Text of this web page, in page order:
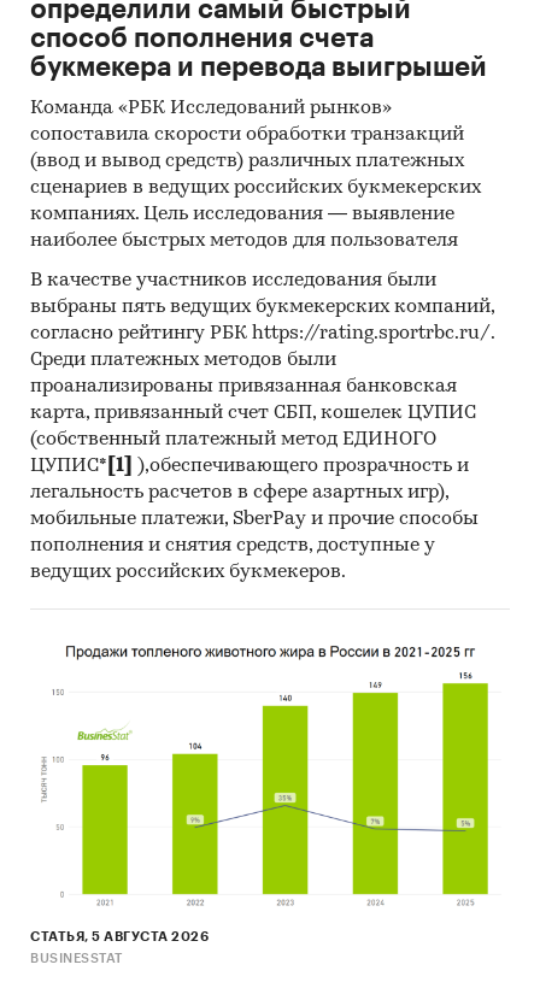
Методы:
Кабинетное исследование. Поиск и анализ
информации из различных источников,
проведение расчетов. Статистика и
аналитика
Прогноз ГидМаркет. Современные
статистические методы прогнозирования с
Отчет отражает мнение авторов и не является
инвестиционной рекомендацией
Категории: Потребительские товары / ... /
Молочные продукты / Сливочное масло
Промышленность / ... / Молочные продукты
Сливочное масло
определили самый быстрый
способ пополнения счета
букмекера и перевода выигрышей
Команда «РБК Исследований рынков»
сопоставила скорости обработки транзакций
(ввод и вывод средств) различных платежных
сценариев в ведущих российских букмекерских
компаниях. Цель исследования — выявление
наиболее быстрых методов для пользователя
В качестве участников исследования были
выбраны пять ведущих букмекерских компаний,
согласно рейтингу РБК https://rating.sportrbc.ru/.
Среди платежных методов были
проанализированы привязанная банковская
карта, привязанный счет СБП, кошелек ЦУПИС
(собственный платежный метод ЕДИНОГО
ЦУПИС* [1]
),обеспечивающего прозрачность и
легальность расчетов в сфере азартных игр),
мобильные платежи, SberPay и прочие способы
пополнения и снятия средств, доступные у
ведущих российских букмекеров.
СТАТЬЯ, 5 АВГУСТА 2026
BUSINESSTAT